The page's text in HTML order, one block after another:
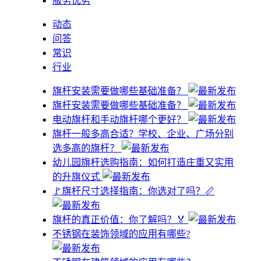
动态
问答
常识
行业
旗杆安装需要做哪些基础准备？
旗杆安装需要做哪些基础准备？
电动旗杆和手动旗杆哪个更好？
旗杆一般多高合适？学校、企业、广场分别
选多高的旗杆？
幼儿园旗杆选购指南：如何打造庄重又实用
的升旗仪式
🚩旗杆尺寸选择指南：你选对了吗？📏
旗杆的真正价值：你了解吗？🏅
不锈钢在装饰领域的应用有哪些?